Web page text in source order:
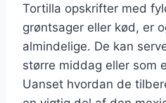
Tortilla opskrifter med
grøntsager eller kød, er
almindelige. De kan
større middag eller som
Uanset hvordan de